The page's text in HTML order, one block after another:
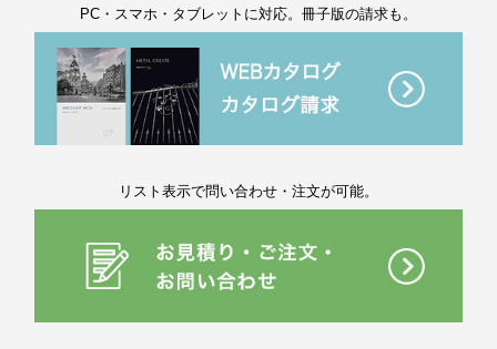
PC・スマホ・タブレットに対応。冊子版の請求も。
リスト表示で問い合わせ・注文が可能。